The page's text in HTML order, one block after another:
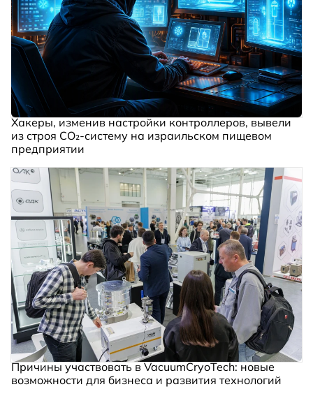
Хакеры, изменив настройки контроллеров, вывели
из строя CO₂-систему на израильском пищевом
предприятии
Причины участвовать в VacuumCryoTech: новые
возможности для бизнеса и развития технологий